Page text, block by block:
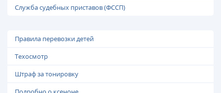
Служба судебных приставов (ФССП)
Правила перевозки детей
Техосмотр
Штраф за тонировку